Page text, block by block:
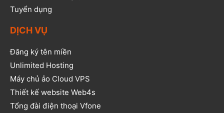
Tuyển dụng
DỊCH VỤ
Đăng ký tên miền
Unlimited Hosting
Máy chủ ảo Cloud VPS
Thiết kế website Web4s
Tổng đài điện thoại Vfone